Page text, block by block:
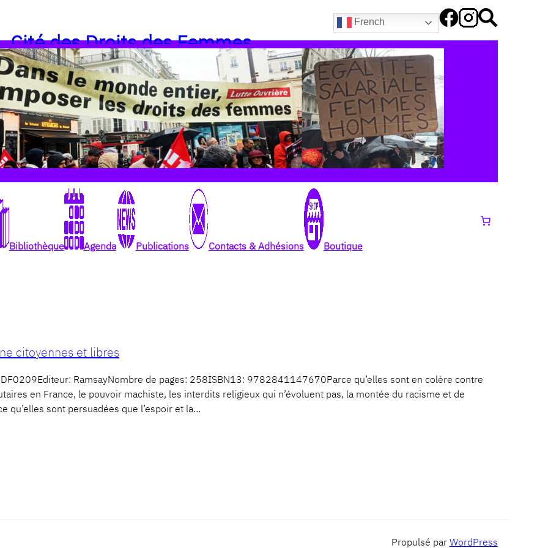
French
Cité des Droits des Femmes
Bibliothèque Agenda Publications Contacts & Adhésions Boutique
citoyennes et libres
RamsayNombre de pages: 258ISBN13: 9782841147670Parce qu’elles sont en colère contre
en France, le pouvoir machiste, les interdits religieux qui n’évoluent pas, la montée du racisme et de
qu’elles sont persuadées que l’espoir et la…
Propulsé par WordPress